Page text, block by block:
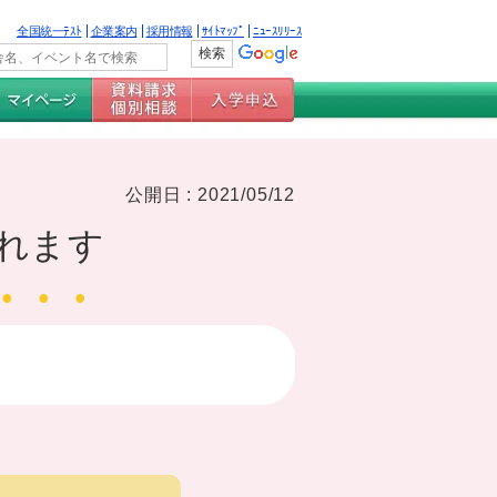
全国統一ﾃｽﾄ 企業案内 採用情報 ｻｲﾄﾏｯﾌﾟ ﾆｭｰｽﾘﾘｰｽ
公開日 : 2021/05/12
ます